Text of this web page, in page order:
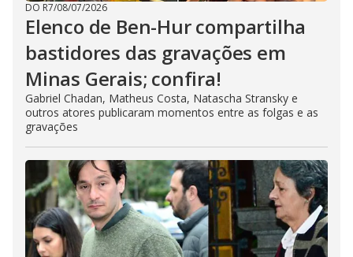
DO R7/08/07/2026
Elenco de Ben-Hur compartilha
bastidores das gravações em
Minas Gerais; confira!
Gabriel Chadan, Matheus Costa, Natascha Stransky e
outros atores publicaram momentos entre as folgas e as
gravações